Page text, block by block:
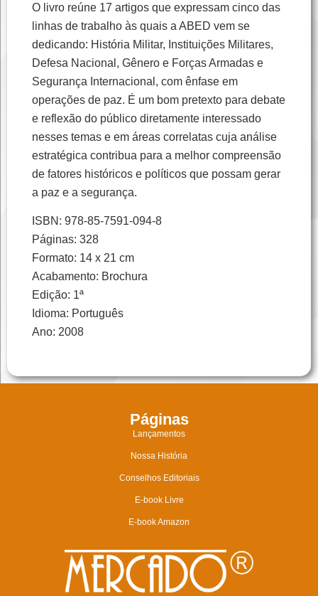
O livro reúne 17 artigos que expressam cinco das
linhas de trabalho às quais a ABED vem se
dedicando: História Militar, Instituições Militares,
Defesa Nacional, Gênero e Forças Armadas e
Segurança Internacional, com ênfase em
operações de paz. É um bom pretexto para debate
e reflexão do público diretamente interessado
nesses temas e em áreas correlatas cuja análise
estratégica contribua para a melhor compreensão
de fatores históricos e políticos que possam gerar
a paz e a segurança.
ISBN: 978-85-7591-094-8
Páginas: 328
Formato: 14 x 21 cm
Acabamento: Brochura
Edição: 1ª
Idioma: Português
Ano: 2008
Páginas
Lançamentos
Nossa História
Conselhos Editoriais
E-book Livre
E-book Amazon